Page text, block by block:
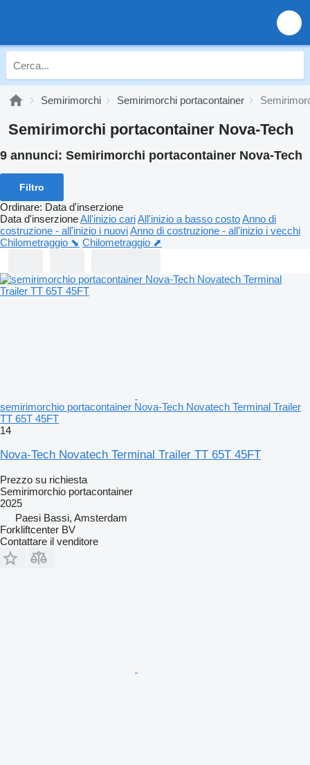
Semirimorchi Semirimorchi portacontainer
Semirimorchi portacontainer Nova-Tech
9 annunci: Semirimorchi portacontainer Nova-Tech
Filtro
Ordinare: Data d'inserzione
Data d'inserzioneAll'inizio cariAll'inizio a basso costoAnno di
costruzione - all'inizio i nuoviAnno di costruzione - all'inizio i vecchi
Chilometraggio ⬊ Chilometraggio ⬈
semirimorchio portacontainer Nova-Tech Novatech Terminal Trailer
TT 65T 45FT
14
Nova-Tech Novatech Terminal Trailer TT 65T 45FT
Prezzo su richiesta
Semirimorchio portacontainer
2025
Paesi Bassi, Amsterdam
Forkliftcenter BV
Contattare il venditore